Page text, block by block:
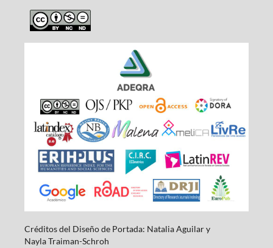
Créditos del Diseño de Portada: Natalia Aguilar y
NaylaTraiman-Schroh